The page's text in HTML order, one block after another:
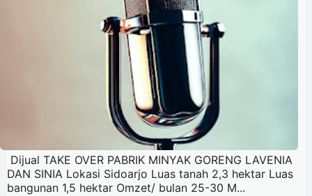
Dijual TAKE OVER PABRIK MINYAK GORENG LAVENIA
DAN SINIA Lokasi Sidoarjo Luas tanah 2,3 hektar Luas
bangunan 1,5 hektar Omzet/ bulan 25-30 M...